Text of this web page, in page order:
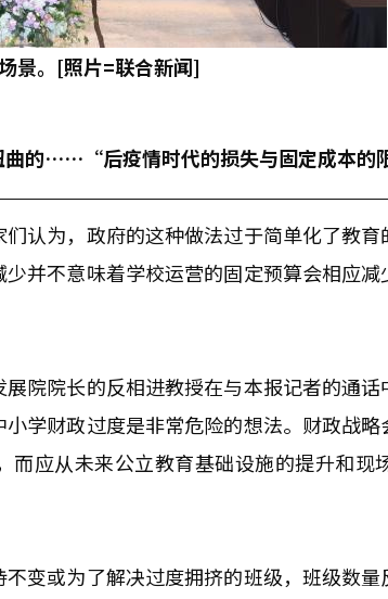
景。[照片=联合新闻]
曲的……“后疫情时代的损失与固定成本的
认为，政府的这种做法过于简单化了教
并不意味着学校运营的固定预算会相应
院院长的反相进教授在与本报记者的通
学财政过度是非常危险的想法。财政战
而应从未来公立教育基础设施的提升和现
变或为了解决过度拥挤的班级，班级数